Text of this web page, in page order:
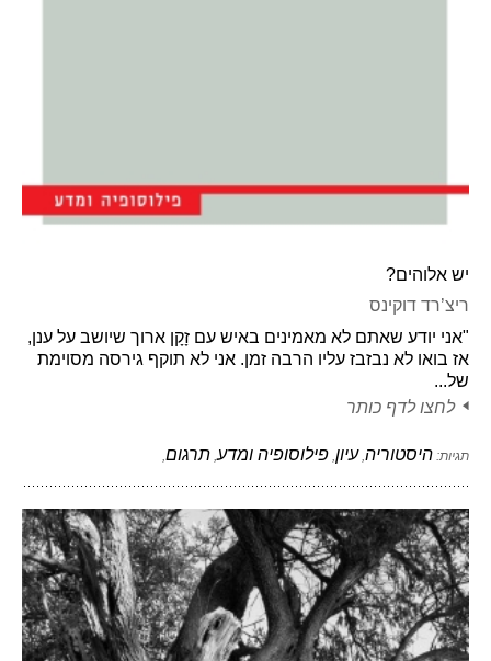
יש אלוהים?
ריצ’רד דוקינס
"אני יודע שאתם לא מאמינים באיש עם זָקָן ארוך שיושב על ענן,
אז בואו לא נבזבז עליו הרבה זמן. אני לא תוקף גירסה מסוימת
של...
לחצו לדף כותר
תגיות: היסטוריה,עיון, פילוסופיה ומדע, תרגום,